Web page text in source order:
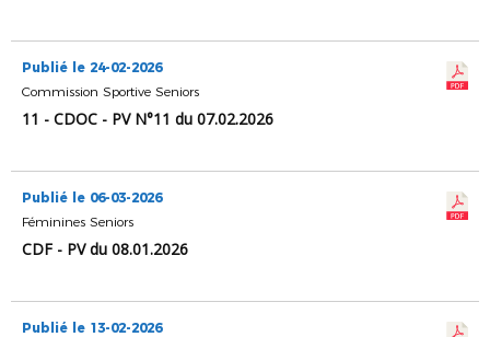
Publié le 24-02-2026
Commission Sportive Seniors
11 - CDOC - PV N°11 du 07.02.2026
Publié le 06-03-2026
Féminines Seniors
CDF - PV du 08.01.2026
Publié le 13-02-2026